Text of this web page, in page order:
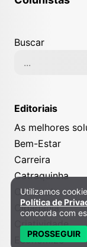
Buscar
Editoriais
As melhores
Bem-Estar
Carreira
Catraquinha
Causando
Cidadania
Criatividade
Economize
Política de
Utilizamos
Política de
concorda com
PROSSEGUIR